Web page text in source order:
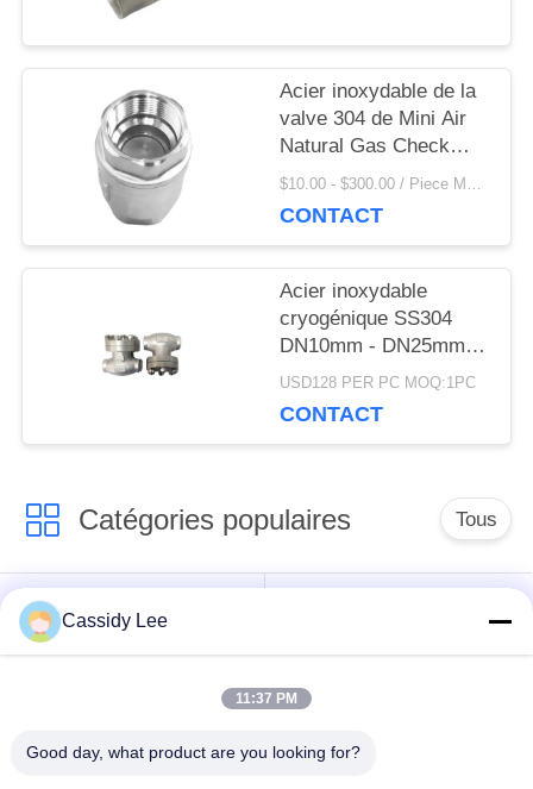
CITATION
CONFIDENTIALITÉ
Acier inoxydable de la
valve 304 de Mini Air
Natural Gas Check
avec l'approbation de la
$10.00 - $300.00 / Piece MOQ:100 pièces
CONTACT
Acier inoxydable
cryogénique SS304
DN10mm - DN25mm
de clapet anti-retour de
USD128 PER PC MOQ:1PC
CONTACT
Catégories populaires Tous
Vanne cryogénique
cryogéniques
cryogénique
cryogénique
Cassidy Lee
11:37 PM
Good day, what product are you looking for?